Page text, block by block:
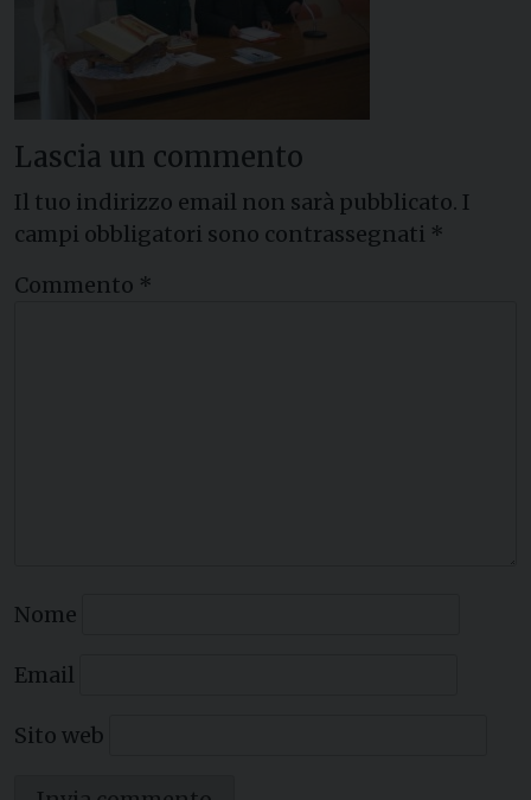
Lascia un commento
Il tuo indirizzo email non sarà pubblicato. I
campi obbligatori sono contrassegnati *
Commento *
Nome
Email
Sito web